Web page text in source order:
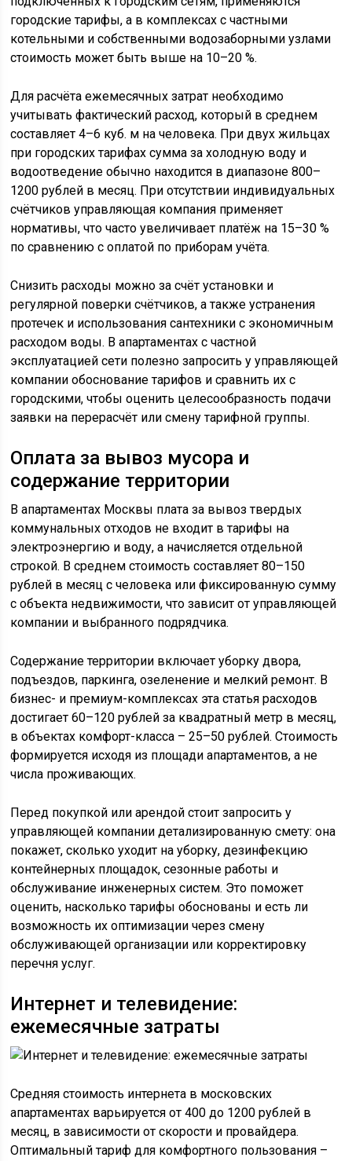
городские тарифы, а в комплексах с частными
котельными и собственными водозаборными узлами
стоимость может быть выше на 10–20 %.
Для расчёта ежемесячных затрат необходимо
учитывать фактический расход, который в среднем
составляет 4–6 куб. м на человека. При двух жильцах
при городских тарифах сумма за холодную воду и
водоотведение обычно находится в диапазоне 800–
1200 рублей в месяц. При отсутствии индивидуальных
счётчиков управляющая компания применяет
нормативы, что часто увеличивает платёж на 15–30 %
по сравнению с оплатой по приборам учёта.
Снизить расходы можно за счёт установки и
регулярной поверки счётчиков, а также устранения
протечек и использования сантехники с экономичным
расходом воды. В апартаментах с частной
эксплуатацией сети полезно запросить у управляющей
компании обоснование тарифов и сравнить их с
городскими, чтобы оценить целесообразность подачи
заявки на перерасчёт или смену тарифной группы.
Оплата за вывоз мусора и
содержание территории
В апартаментах Москвы плата за вывоз твердых
коммунальных отходов не входит в тарифы на
электроэнергию и воду, а начисляется отдельной
строкой. В среднем стоимость составляет 80–150
рублей в месяц с человека или фиксированную сумму
с объекта недвижимости, что зависит от управляющей
компании и выбранного подрядчика.
Содержание территории включает уборку двора,
подъездов, паркинга, озеленение и мелкий ремонт. В
бизнес- и премиум-комплексах эта статья расходов
достигает 60–120 рублей за квадратный метр в месяц,
в объектах комфорт-класса – 25–50 рублей. Стоимость
формируется исходя из площади апартаментов, а не
числа проживающих.
Перед покупкой или арендой стоит запросить у
управляющей компании детализированную смету: она
покажет, сколько уходит на уборку, дезинфекцию
контейнерных площадок, сезонные работы и
обслуживание инженерных систем. Это поможет
оценить, насколько тарифы обоснованы и есть ли
возможность их оптимизации через смену
обслуживающей организации или корректировку
перечня услуг.
Интернет и телевидение:
ежемесячные затраты
Средняя стоимость интернета в московских
апартаментах варьируется от 400 до 1200 рублей в
месяц, в зависимости от скорости и провайдера.
Оптимальный тариф для комфортного пользования –